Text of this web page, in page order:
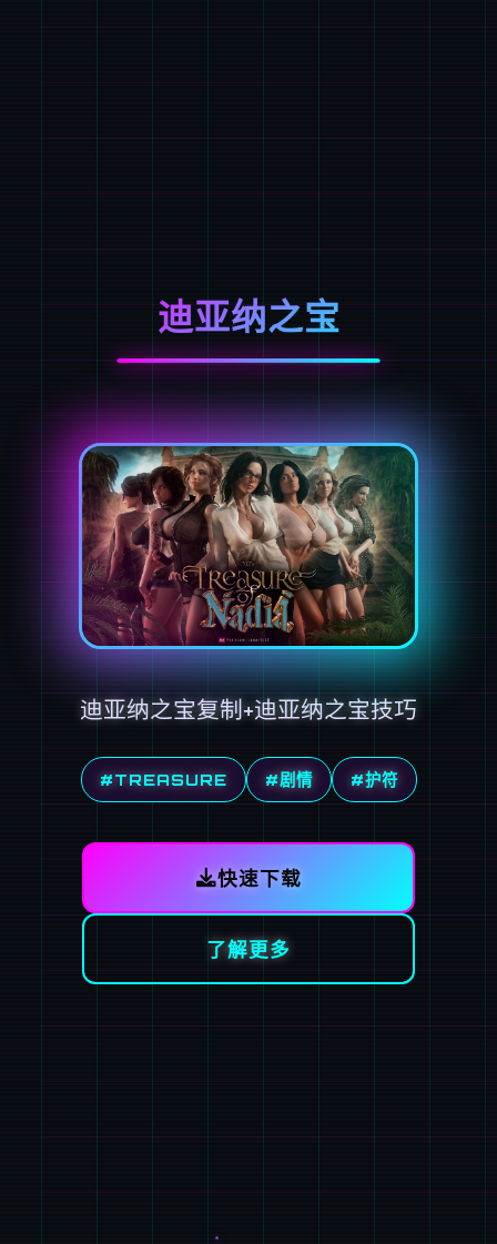
迪亚纳之宝
迪亚纳之宝复制+迪亚纳之宝技巧
#TREASURE #剧情 #护符
快速下载
了解更多